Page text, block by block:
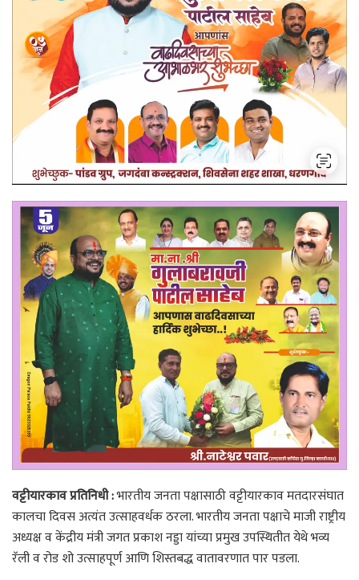
वट्टीयारकाव प्रतिनिधी :भारतीय जनता पक्षासाठी वट्टीयारकाव मतदारसंघात
कालचा दिवस अत्यंत उत्साहवर्धक ठरला. भारतीय जनता पक्षाचे माजी राष्ट्रीय
अध्यक्ष व केंद्रीय मंत्री जगत प्रकाश नड्डा यांच्या प्रमुख उपस्थितीत येथे भव्य
रॅली व रोड शो उत्साहपूर्ण आणि शिस्तबद्ध वातावरणात पार पडला.